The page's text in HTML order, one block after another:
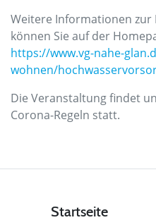
Weitere Informationen zur
können Sie auf der
https://www.vg-nahe-
wohnen/
Die Veranstaltung findet
Corona-Regeln statt.
Startseite